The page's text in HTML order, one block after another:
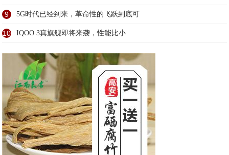
9 5G时代已经到来，革命性的飞跃到底可
10 IQOO 3真旗舰即将来袭，性能比小